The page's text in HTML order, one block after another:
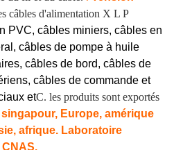
câbles d'alimentation X L P
PVC, câbles miniers, câbles en
câbles de pompe à huile
câbles de bord, câbles de
câbles de commande et
etC. les produits sont exportés
Europe, amérique
afrique. Laboratoire